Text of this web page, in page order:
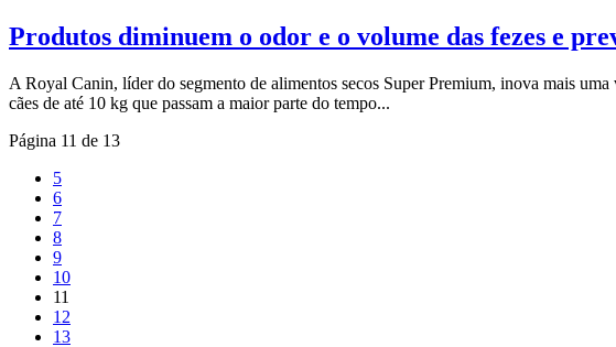
Produtos diminuem o odor e o volume das fezes e
A Royal Canin, líder do segmento de alimentos secos Super Premium, inova mais
cães de até 10 kg que passam a maior parte do tempo...
Página 11 de 13
5
6
7
8
9
10
11
12
13